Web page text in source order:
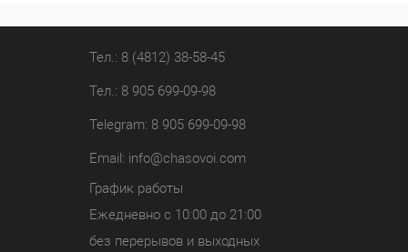
К сравнению
В наличииТел.: 8 (4812) 38-58-45
Тел.: 8 905 699-09-98
Telegram: 8 905 699-09-98
Email: info@chasovoi.com
График работы
Ежедневно с 10:00 до 21:00
без перерывов и выходных